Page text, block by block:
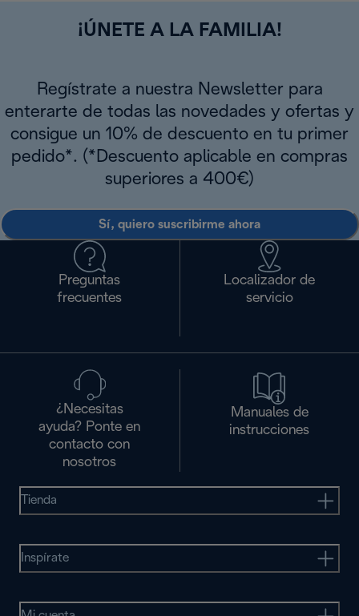
¡ÚNETE A LA FAMILIA!
Regístrate a nuestra Newsletter para
enterarte de todas las novedades y ofertas y
consigue un 10% de descuento en tu primer
pedido*. (*Descuento aplicable en compras
superiores a 400€)
Sí, quiero suscribirme ahora
Preguntas
frecuentes
Localizador de
servicio
¿Necesitas
ayuda? Ponte en
contacto con
nosotros
Manuales de
instrucciones
Tienda
Inspírate